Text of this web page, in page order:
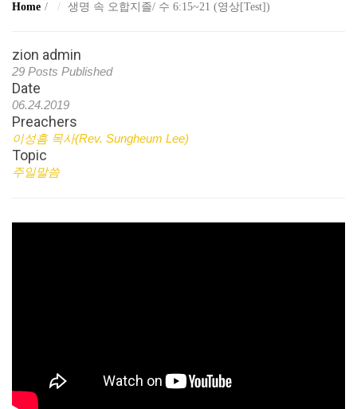
Home 생명 속 오합지졸/ 수 6:15~21 (영상[Test])
zion admin
29 Posts Published
Date
06.24.2019
Preachers
이성흠 목사(Rev. Sungheum Lee)
Topic
주일말씀